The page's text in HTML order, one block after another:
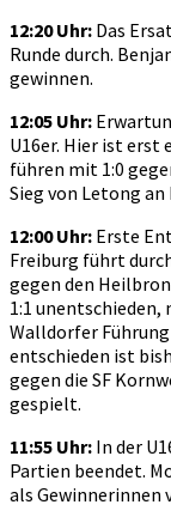
12:20 Uhr: Das
Runde durch.
gewinnen.
12:05 Uhr:
U16er. Hier ist erst
führen mit 1:0
Sieg von Letong
12:00 Uhr: Erste
Freiburg führt
gegen den
1:1 unentschieden,
Walldorfer
entschieden ist
gegen die SF
gespielt.
11:55 Uhr: In der
Partien beendet.
als Gewinnerinnen